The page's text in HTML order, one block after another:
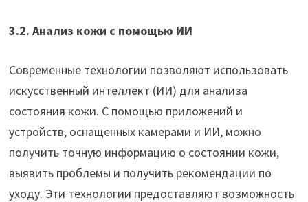
3.2. Анализ кожи с помощью ИИ
Современные технологии позволяют использовать
искусственный интеллект (ИИ) для анализа
состояния кожи. С помощью приложений и
устройств, оснащенных камерами и ИИ, можно
получить точную информацию о состоянии кожи,
выявить проблемы и получить рекомендации по
уходу. Эти технологии предоставляют возможность